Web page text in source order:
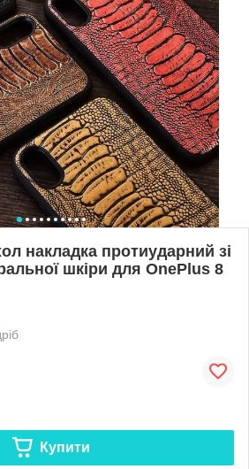
накладка протиударний зі
шкіри для OnePlus 8
Купити